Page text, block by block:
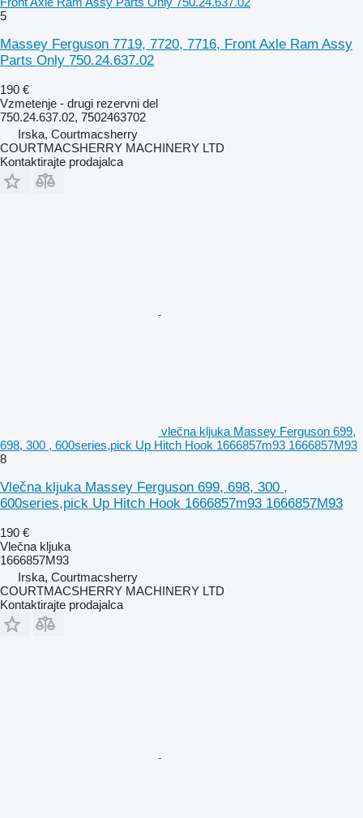
5
Massey Ferguson 7719, 7720, 7716, Front Axle Ram Assy
Parts Only 750.24.637.02
190 €
Vzmetenje - drugi rezervni del
750.24.637.02, 7502463702
Irska, Courtmacsherry
COURTMACSHERRY MACHINERY LTD
Kontaktirajte prodajalca
vlečna kljuka Massey Ferguson 699,
698, 300 , 600series,pick Up Hitch Hook 1666857m93 1666857M93
8
Vlečna kljuka Massey Ferguson 699, 698, 300 ,
600series,pick Up Hitch Hook 1666857m93 1666857M93
190 €
Vlečna kljuka
1666857M93
Irska, Courtmacsherry
COURTMACSHERRY MACHINERY LTD
Kontaktirajte prodajalca